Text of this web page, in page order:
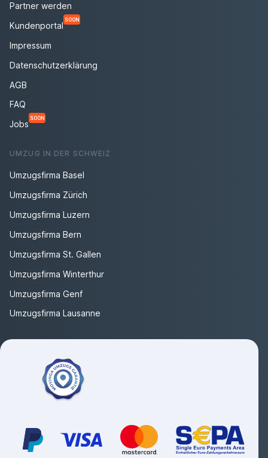
Partner werden
Kundenportal
SOON
Impressum
Datenschutzerklärung
AGB
FAQ
Jobs
SOON
UMZUG IN DER SCHWEIZ
Umzugsfirma Basel
Umzugsfirma Zürich
Umzugsfirma Luzern
Umzugsfirma Bern
Umzugsfirma St. Gallen
Umzugsfirma Winterthur
Umzugsfirma Genf
Umzugsfirma Lausanne